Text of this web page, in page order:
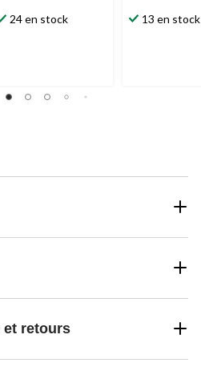
24 en stock 13 en stock
et retours